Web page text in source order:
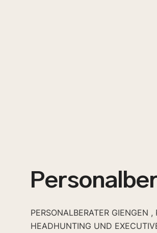
PERSONALBERATER GIENGEN
HEADHUNTING UND